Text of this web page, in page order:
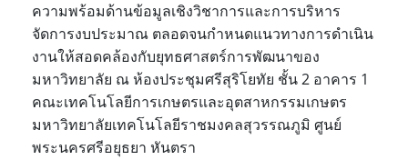
ความพร้อมด้านข้อมูลเชิงวิชาการและการบริหาร
จัดการงบประมาณ ตลอดจนกำหนดแนวทางการดำเนิน
งานให้สอดคล้องกับยุทธศาสตร์การพัฒนาของ
มหาวิทยาลัย ณ ห้องประชุมศรีสุริโยทัย ชั้น 2 อาคาร 1
คณะเทคโนโลยีการเกษตรและอุตสาหกรรมเกษตร
มหาวิทยาลัยเทคโนโลยีราชมงคลสุวรรณภูมิ ศูนย์
พระนครศรีอยุธยา หันตรา